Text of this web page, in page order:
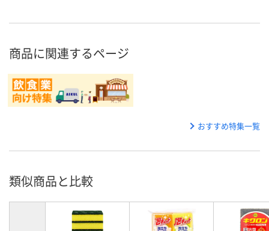
商品に関連するページ
おすすめ特集一覧
類似商品と比較